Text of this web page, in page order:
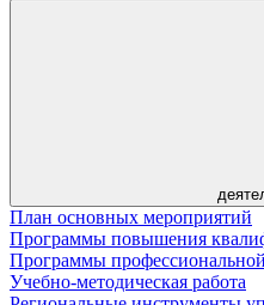
План основных мероприятий
Программы повышения
Программы
Учебно-методическая работа